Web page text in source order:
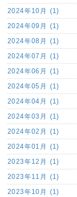
2024年10月 (1)
2024年09月 (1)
2024年08月 (1)
2024年07月 (1)
2024年06月 (1)
2024年05月 (1)
2024年04月 (1)
2024年03月 (1)
2024年02月 (1)
2024年01月 (1)
2023年12月 (1)
2023年11月 (1)
2023年10月 (1)